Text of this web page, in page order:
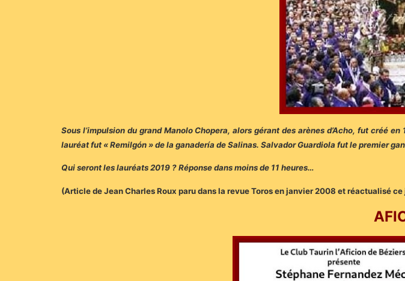
Sous l’impulsion du grand Manolo Chopera, alors gérant des arènes d’Acho, fut créé
lauréat fut « Remilgón » de la ganadería de Salinas. Salvador Guardiola fut le premier
Qui seront les lauréats 2019 ? Réponse dans moins de 11 heures…
(Article de Jean Charles Roux paru dans la revue Toros en janvier 2008 et réactualisé ce